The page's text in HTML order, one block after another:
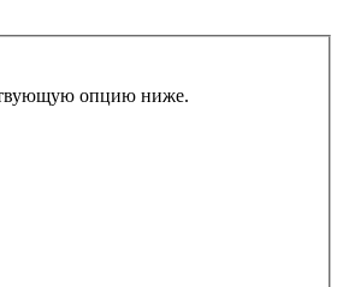
опцию ниже.